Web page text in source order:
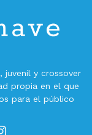
juvenil y crossover
propia en el que
para el público